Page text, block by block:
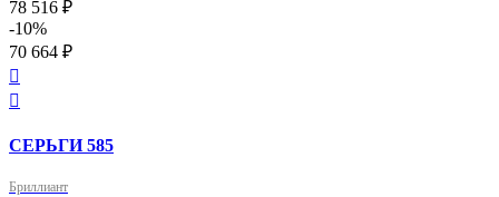
78 516 ₽
-10%
70 664 ₽


СЕРЬГИ 585
Бриллиант